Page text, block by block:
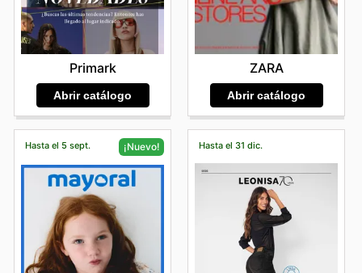
Primark
Abrir catálogo
ZARA
Abrir catálogo
Hasta el 5 sept. ¡Nuevo! Hasta el 31 dic.